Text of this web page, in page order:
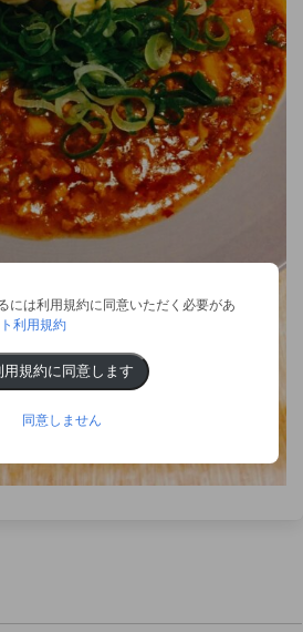
には利用規約に同意いただく必要があ
利用規約
用規約に同意します
同意しません